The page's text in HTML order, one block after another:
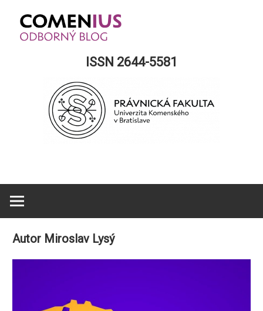
content
Comenius
Blog
ISSN 2644-5581
Autor Miroslav Lysý